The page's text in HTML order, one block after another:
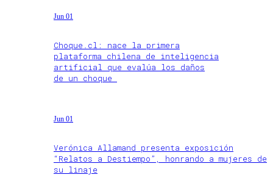
Jun 01
Choque.cl: nace la primera
plataforma chilena de inteligencia
artificial que evalúa los daños
de un choque
Jun 01
Verónica Allamand presenta exposición
“Relatos a Destiempo”, honrando a mujeres de
su linaje